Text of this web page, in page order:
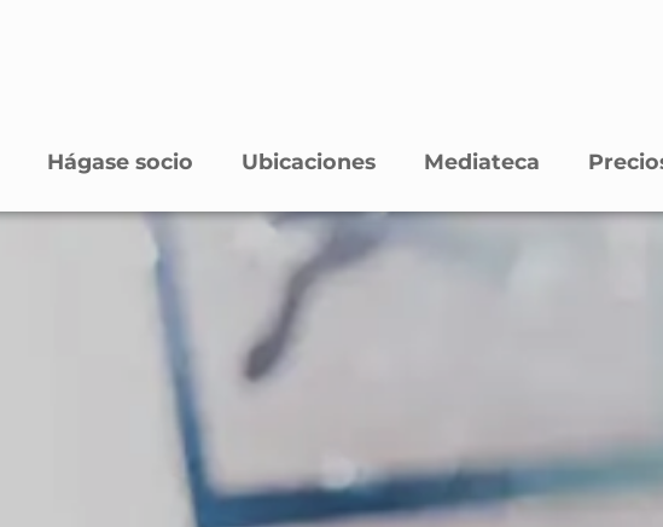
Hágase socio Ubicaciones Mediateca